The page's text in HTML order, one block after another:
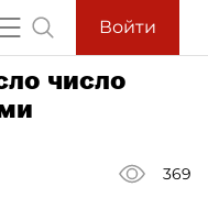
Войти
число
369